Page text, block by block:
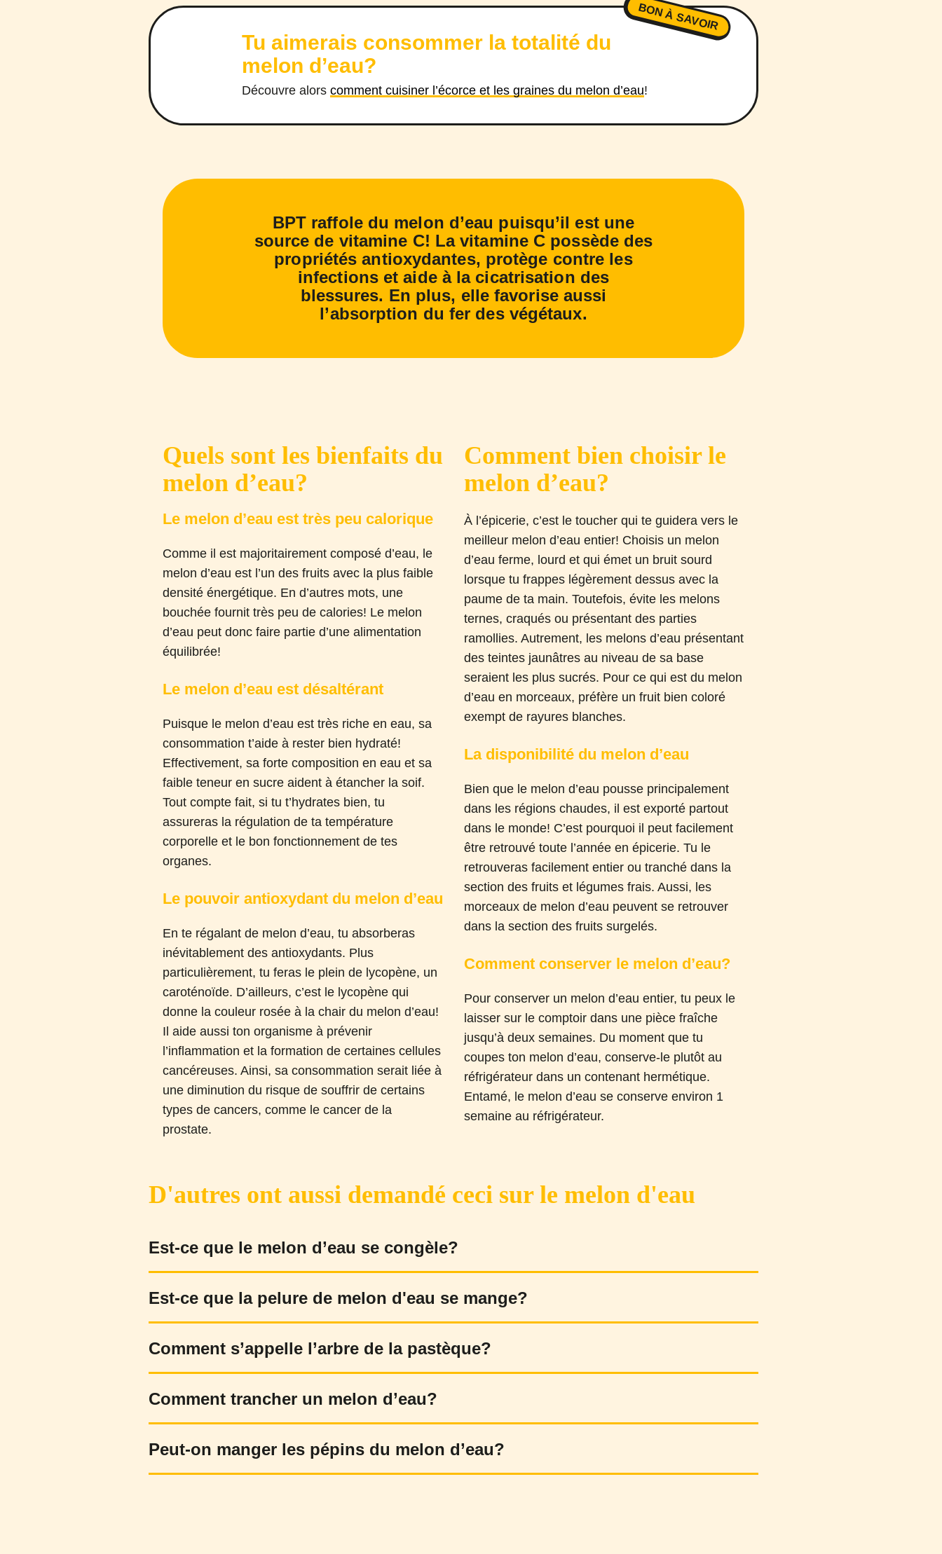
BON À SAVOIR
Tu aimerais consommer la totalité du
melon d’eau?
Découvre alors comment cuisiner l’écorce et les graines du melon d’eau!
BPT raffole du melon d’eau puisqu’il est une
source de vitamine C! La vitamine C possède des
propriétés antioxydantes, protège contre les
infections et aide à la cicatrisation des
blessures. En plus, elle favorise aussi
l’absorption du fer des végétaux.
Quels sont les bienfaits du
melon d’eau?
Le melon d’eau est très peu calorique
Comme il est majoritairement composé d’eau, le
melon d’eau est l’un des fruits avec la plus faible
densité énergétique. En d’autres mots, une
bouchée fournit très peu de calories! Le melon
d’eau peut donc faire partie d’une alimentation
équilibrée!
Le melon d’eau est désaltérant
Puisque le melon d’eau est très riche en eau, sa
consommation t’aide à rester bien hydraté!
Effectivement, sa forte composition en eau et sa
faible teneur en sucre aident à étancher la soif.
Tout compte fait, si tu t’hydrates bien, tu
assureras la régulation de ta température
corporelle et le bon fonctionnement de tes
organes.
Le pouvoir antioxydant du melon d’eau
En te régalant de melon d’eau, tu absorberas
inévitablement des antioxydants. Plus
particulièrement, tu feras le plein de lycopène, un
caroténoïde. D’ailleurs, c’est le lycopène qui
donne la couleur rosée à la chair du melon d’eau!
Il aide aussi ton organisme à prévenir
l’inflammation et la formation de certaines cellules
cancéreuses. Ainsi, sa consommation serait liée à
une diminution du risque de souffrir de certains
types de cancers, comme le cancer de la
prostate.
Comment bien choisir le
melon d’eau?
À l’épicerie, c’est le toucher qui te guidera vers le
meilleur melon d’eau entier! Choisis un melon
d’eau ferme, lourd et qui émet un bruit sourd
lorsque tu frappes légèrement dessus avec la
paume de ta main. Toutefois, évite les melons
ternes, craqués ou présentant des parties
ramollies. Autrement, les melons d’eau présentant
des teintes jaunâtres au niveau de sa base
seraient les plus sucrés. Pour ce qui est du melon
d’eau en morceaux, préfère un fruit bien coloré
exempt de rayures blanches.
La disponibilité du melon d’eau
Bien que le melon d’eau pousse principalement
dans les régions chaudes, il est exporté partout
dans le monde! C’est pourquoi il peut facilement
être retrouvé toute l’année en épicerie. Tu le
retrouveras facilement entier ou tranché dans la
section des fruits et légumes frais. Aussi, les
morceaux de melon d’eau peuvent se retrouver
dans la section des fruits surgelés.
Comment conserver le melon d’eau?
Pour conserver un melon d’eau entier, tu peux le
laisser sur le comptoir dans une pièce fraîche
jusqu’à deux semaines. Du moment que tu
coupes ton melon d’eau, conserve-le plutôt au
réfrigérateur dans un contenant hermétique.
Entamé, le melon d’eau se conserve environ 1
semaine au réfrigérateur.
D'autres ont aussi demandé ceci sur le melon d'eau
Est-ce que le melon d’eau se congèle?
Est-ce que la pelure de melon d'eau se mange?
Comment s’appelle l’arbre de la pastèque?
Comment trancher un melon d’eau?
Peut-on manger les pépins du melon d’eau?